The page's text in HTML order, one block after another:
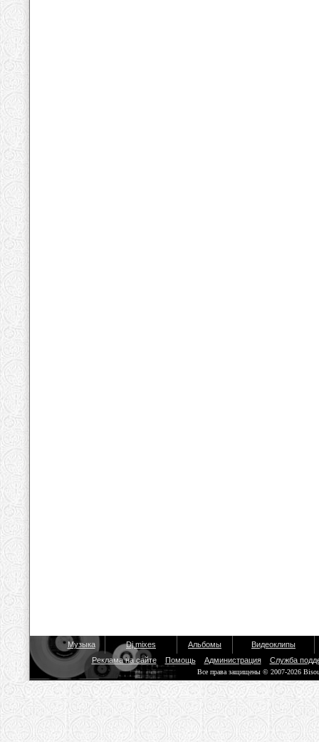
Музыка Dj mixes Альбомы
Видеоклипы
Реклама на сайте
Помощь Администрация Служба
Все права защищены © 2007-2026